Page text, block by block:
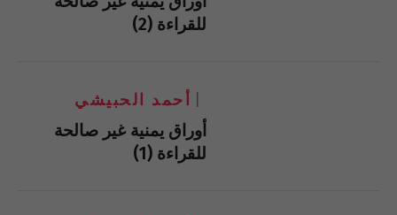
للقراءة (2)
أحمد الحبيشي
أوراق يمنية غير صالحة
للقراءة (1)